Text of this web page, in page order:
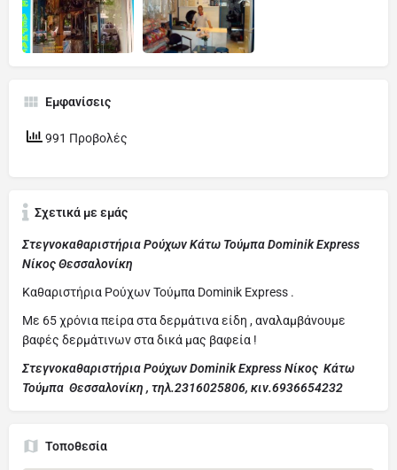
Εμφανίσεις
991 Προβολές
Σχετικά με εμάς
Στεγνοκαθαριστήρια Ρούχων Κάτω Τούμπα Dominik Express
Νίκος Θεσσαλονίκη
Καθαριστήρια Ρούχων Τούμπα Dominik Express .
Με 65 χρόνια πείρα στα δερμάτινα είδη , αναλαμβάνουμε
βαφές δερμάτινων στα δικά μας βαφεία !
Στεγνοκαθαριστήρια Ρούχων Dominik Express Νίκος Κάτω
Τούμπα Θεσσαλονίκη , τηλ.2316025806, κιν.6936654232
Τοποθεσία